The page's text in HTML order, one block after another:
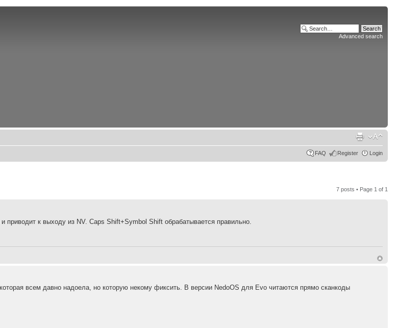
Advanced search
FAQ Register Login
7 posts • Page 1 of 1
приводит к выходу из NV. Caps Shift+Symbol Shift обрабатывается правильно.
всем давно надоела, но которую некому фиксить. В версии NedoOS для Evo читаются прямо сканкоды